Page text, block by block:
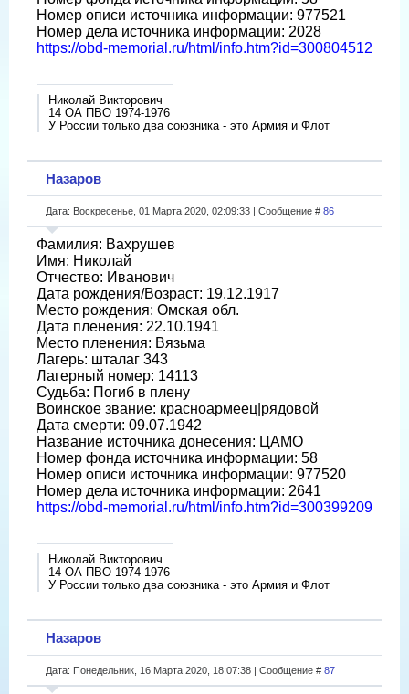
Номер описи источника информации: 977521
Номер дела источника информации: 2028
https://obd-memorial.ru/html/info.htm?id=300804512
Николай Викторович
14 ОА ПВО 1974-1976
У России только два союзника - это Армия и Флот
Назаров
Дата: Воскресенье, 01 Марта 2020, 02:09:33 | Сообщение # 86
Фамилия: Вахрушев
Имя: Николай
Отчество: Иванович
Дата рождения/Возраст: 19.12.1917
Место рождения: Омская обл.
Дата пленения: 22.10.1941
Место пленения: Вязьма
Лагерь: шталаг 343
Лагерный номер: 14113
Судьба: Погиб в плену
Воинское звание: красноармеец|рядовой
Дата смерти: 09.07.1942
Название источника донесения: ЦАМО
Номер фонда источника информации: 58
Номер описи источника информации: 977520
Номер дела источника информации: 2641
https://obd-memorial.ru/html/info.htm?id=300399209
Николай Викторович
14 ОА ПВО 1974-1976
У России только два союзника - это Армия и Флот
Назаров
Дата: Понедельник, 16 Марта 2020, 18:07:38 | Сообщение # 87